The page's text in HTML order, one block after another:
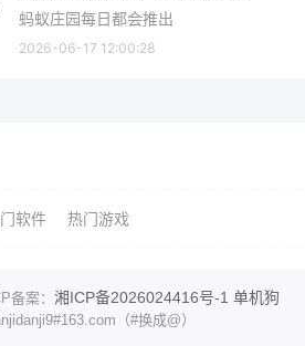
蚂蚁庄园每日都会推出
2026-06-17 12:00:28
软件 热门游戏
备案： 湘ICP备2026024416号-1 单机狗
（#换成@）